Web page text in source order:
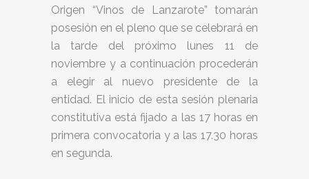
Origen “Vinos de Lanzarote” tomarán
posesión en el pleno que se celebrará en
la tarde del próximo lunes 11 de
noviembre y a continuación procederán
a elegir al nuevo presidente de la
entidad. El inicio de esta sesión plenaria
constitutiva está fijado a las 17 horas en
primera convocatoria y a las 17.30 horas
en segunda.